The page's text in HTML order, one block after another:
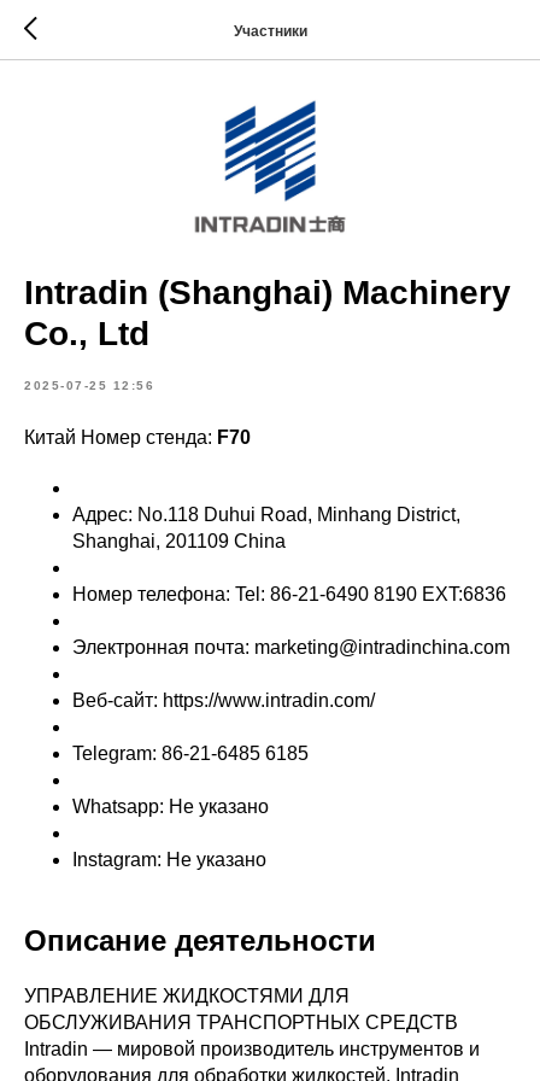
Участники
Intradin (Shanghai) Machinery
Co., Ltd
2025-07-25 12:56
Китай Номер стенда: F70
Адрес: No.118 Duhui Road, Minhang District,
Shanghai, 201109 China
Номер телефона: Tel: 86-21-6490 8190 EXT:6836
Электронная почта: marketing@intradinchina.com
Веб-сайт: https://www.intradin.com/
Telegram: 86-21-6485 6185
Whatsapp: Не указано
Instagram: Не указано
Описание деятельности
УПРАВЛЕНИЕ ЖИДКОСТЯМИ ДЛЯ
ОБСЛУЖИВАНИЯ ТРАНСПОРТНЫХ СРЕДСТВ
Intradin — мировой производитель инструментов и
оборудования для обработки жидкостей. Intradin